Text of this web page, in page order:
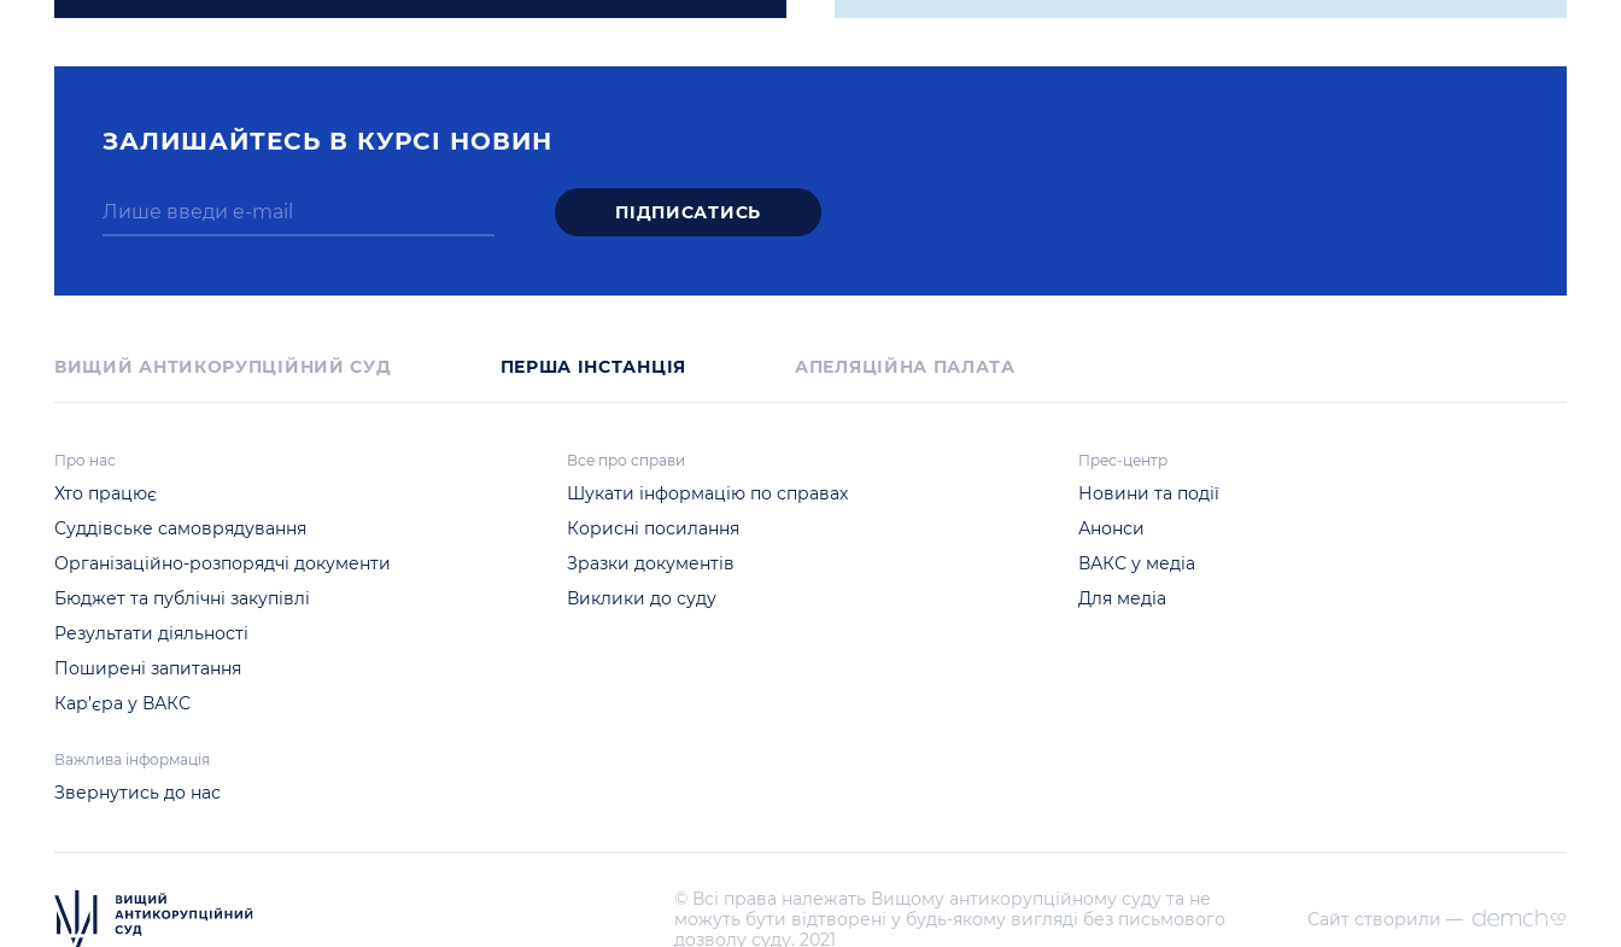
ЗАЛИШАЙТЕСЬ В КУРСI НОВИН
ВИЩИЙ АНТИКОРУПЦІЙНИЙ СУД ПЕРША IНСТАНЦIЯ АПЕЛЯЦІЙНА ПАЛАТА
Про нас
Хто працює
Суддівське самоврядування
Організаційно-розпорядчі документи
Бюджет та публічні закупівлі
Результати діяльності
Поширені запитання
Кар’єра у ВАКС
Все про справи
Шукати інформацію по справах
Корисні посилання
Зразки документів
Виклики до суду
Прес-центр
Новини та події
Анонси
ВАКС у медіа
Для медіа
Важлива інформація
Звернутись до нас
© Всі права належать Вищому антикорупційному суду та не
можуть бути відтворені у будь-якому вигляді без письмового
дозволу суду. 2021
Сайт створили —